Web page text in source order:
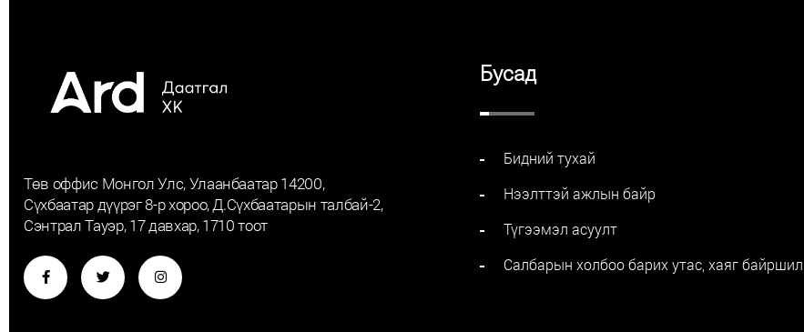
Төв оффис Монгол Улс, Улаанбаатар 14200,
Сүхбаатар дүүрэг 8-р хороо, Д.Сүхбаатарын талбай-2,
Сэнтрал Тауэр, 17 давхар, 1710 тоот
Бусад
Бидний тухай
Нээлттэй ажлын байр
Түгээмэл асуулт
Салбарын холбоо барих утас, хаяг байршил